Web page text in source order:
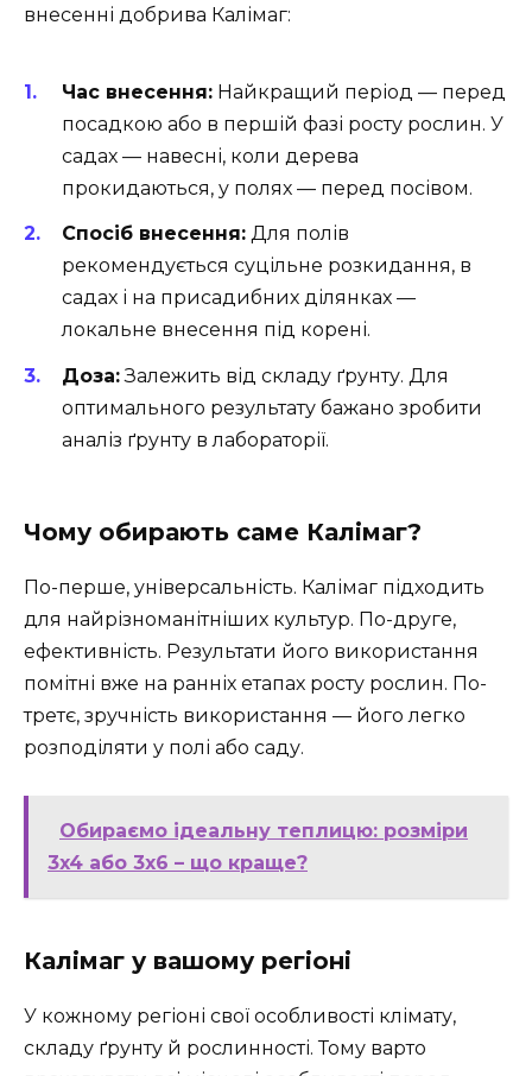
внесенні добрива Калімаг:
Час внесення: Найкращий період — перед
посадкою або в першій фазі росту рослин. У
садах — навесні, коли дерева
прокидаються, у полях — перед посівом.
Спосіб внесення: Для полів
рекомендується суцільне розкидання, в
садах і на присадибних ділянках —
локальне внесення під корені.
Доза:Залежить від складу ґрунту. Для
оптимального результату бажано зробити
аналіз ґрунту в лабораторії.
Чому обирають саме Калімаг?
По-перше, універсальність. Калімаг підходить
для найрізноманітніших культур. По-друге,
ефективність. Результати його використання
помітні вже на ранніх етапах росту рослин. По-
третє, зручність використання — його легко
розподіляти у полі або саду.
Обираємо ідеальну теплицю: розміри
3x4 або 3x6 – що краще?
Калімаг у вашому регіоні
У кожному регіоні свої особливості клімату,
складу ґрунту й рослинності. Тому варто